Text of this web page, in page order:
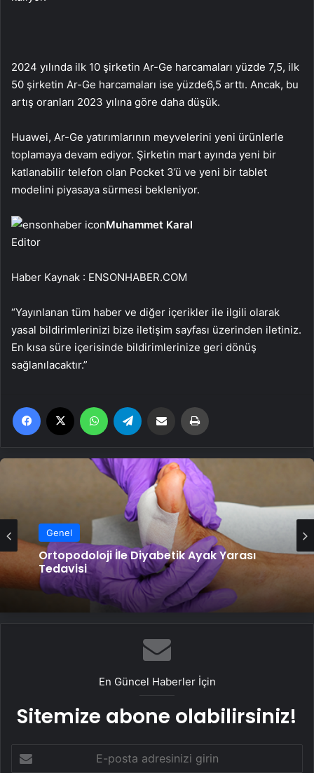
2024 yılında ilk 10 şirketin Ar-Ge harcamaları yüzde 7,5, ilk
50 şirketin Ar-Ge harcamaları ise yüzde6,5 arttı. Ancak, bu
artış oranları 2023 yılına göre daha düşük.
Huawei, Ar-Ge yatırımlarının meyvelerini yeni ürünlerle
toplamaya devam ediyor. Şirketin mart ayında yeni bir
katlanabilir telefon olan Pocket 3’ü ve yeni bir tablet
modelini piyasaya sürmesi bekleniyor.
Muhammet Karal
Editor
Haber Kaynak : ENSONHABER.COM
“Yayınlanan tüm haber ve diğer içerikler ile ilgili olarak
yasal bildirimlerinizi bize iletişim sayfası üzerinden iletiniz.
En kısa süre içerisinde bildirimlerinize geri dönüş
sağlanılacaktır.”
Facebook WhatsApp Email'den paylaş
Genel
Ortopodoloji İle Diyabetik Ayak Yarası
Tedavisi
En Güncel Haberler İçin
Sitemize abone olabilirsiniz!
posta